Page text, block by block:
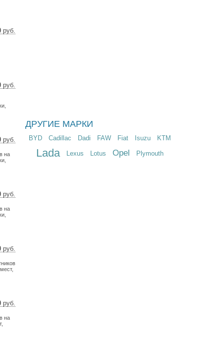
руб.
руб.
руб.
€на
руб.
€на
руб.
€
руб.
€на
ДРУГИЕ МАРКИ
BYD Cadillac Dadi FAW Fiat Isuzu KTM
Lada Lexus Lotus Opel Plymouth